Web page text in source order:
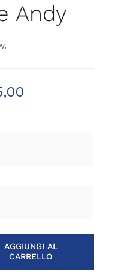
Andy
AGGIUNGI AL
CARRELLO